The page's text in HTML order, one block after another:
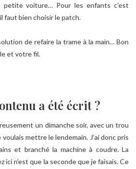
petite voiture… Pour les enfants c’est
faut bien choisir le patch.
de refaire la trame à la main… Bon
et votre fil.
a été écrit ?
un dimanche soir, avec un trou
mettre le lendemain. J’ai donc pris
et branché la machine à coudre. La
ici n’est que la seconde que je faisais. Ce